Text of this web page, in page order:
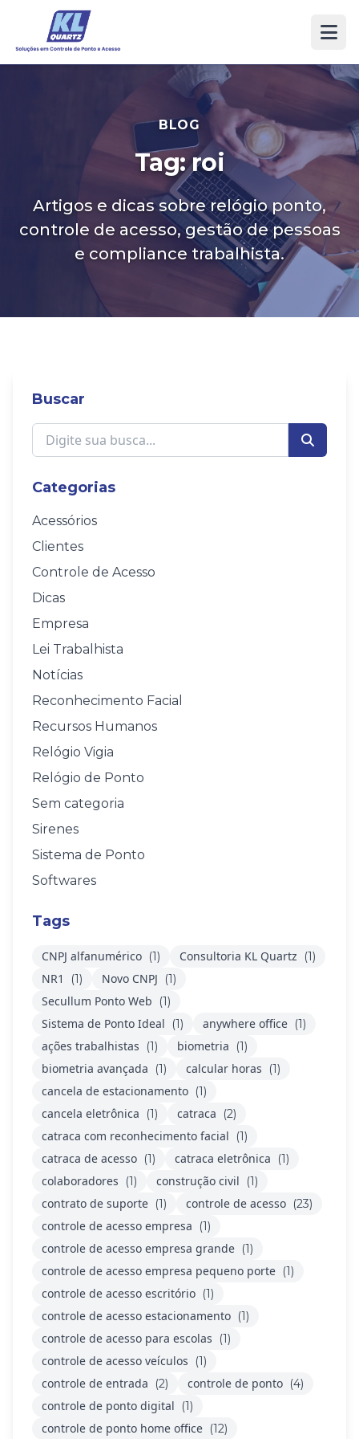
BLOG
Tag: roi
Artigos e dicas sobre relógio ponto,
controle de acesso, gestão de pessoas
e compliance trabalhista.
Buscar
Categorias
Acessórios
Clientes
Controle de Acesso
Dicas
Empresa
Lei Trabalhista
Notícias
Reconhecimento Facial
Recursos Humanos
Relógio Vigia
Relógio de Ponto
Sem categoria
Sirenes
Sistema de Ponto
Softwares
Tags
CNPJ alfanumérico (1) Consultoria KL Quartz (1)
NR1 (1) Novo CNPJ (1)
Secullum Ponto Web (1)
Sistema de Ponto Ideal (1) anywhere office (1)
ações trabalhistas (1) biometria (1)
biometria avançada (1) calcular horas (1)
cancela de estacionamento (1)
cancela eletrônica (1) catraca (2)
catraca com reconhecimento facial (1)
catraca de acesso (1) catraca eletrônica (1)
colaboradores (1) construção civil (1)
contrato de suporte (1) controle de acesso (23)
controle de acesso empresa (1)
controle de acesso empresa grande (1)
controle de acesso empresa pequeno porte (1)
controle de acesso escritório (1)
controle de acesso estacionamento (1)
controle de acesso para escolas (1)
controle de acesso veículos (1)
controle de entrada (2) controle de ponto (4)
controle de ponto digital (1)
controle de ponto home office (12)